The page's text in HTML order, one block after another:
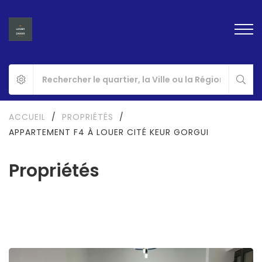
Propriétés
ACCUEIL / PROPRIÉTÉS
/
APPARTEMENT F4 À LOUER CITÉ KEUR GORGUI